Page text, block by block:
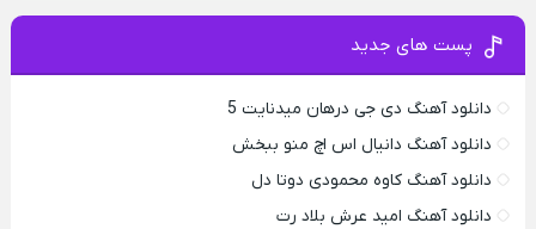
پست های جدید
دانلود آهنگ دی جی درهان میدنایت 5
دانلود آهنگ دانیال اس اچ منو ببخش
دانلود آهنگ کاوه محمودی دوتا دل
دانلود آهنگ امید عرش بلاد رت